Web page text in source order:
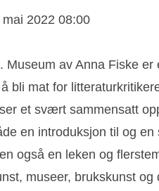
mai 2022 08:00
Museum av Anna Fiske
bli mat for
et svært sammensatt
en introduksjon til og
også en leken og
museer, brukskunst